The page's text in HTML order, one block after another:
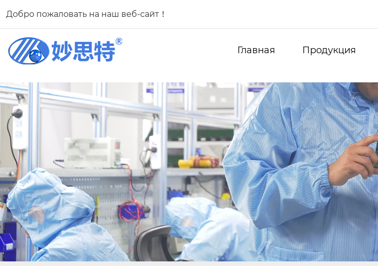
Добро пожаловать на наш веб-сайт！
Главная Продукция